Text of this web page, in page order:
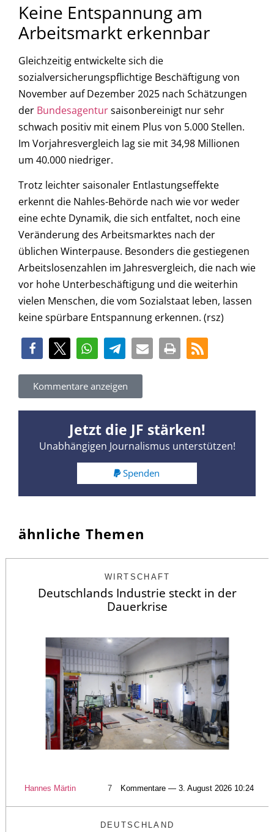
Keine Entspannung am
Arbeitsmarkt erkennbar
Gleichzeitig entwickelte sich die
sozialversicherungspflichtige Beschäftigung von
November auf Dezember 2025 nach Schätzungen
der Bundesagentursaisonbereinigt nur sehr
schwach positiv mit einem Plus von 5.000 Stellen.
Im Vorjahresvergleich lag sie mit 34,98 Millionen
um 40.000 niedriger.
Trotz leichter saisonaler Entlastungseffekte
erkennt die Nahles-Behörde nach wie vor weder
eine echte Dynamik, die sich entfaltet, noch eine
Veränderung des Arbeitsmarktes nach der
üblichen Winterpause. Besonders die gestiegenen
Arbeitslosenzahlen im Jahresvergleich, die nach wie
vor hohe Unterbeschäftigung und die weiterhin
vielen Menschen, die vom Sozialstaat leben, lassen
keine spürbare Entspannung erkennen. (rsz)
Kommentare anzeigen
Jetzt die JF stärken!
Unabhängigen Journalismus unterstützen!
Spenden
ähnliche Themen
WIRTSCHAFT
Deutschlands Industrie steckt in der
Dauerkrise
Hannes Märtin 7 Kommentare — 3. August 2026 10:24
DEUTSCHLAND